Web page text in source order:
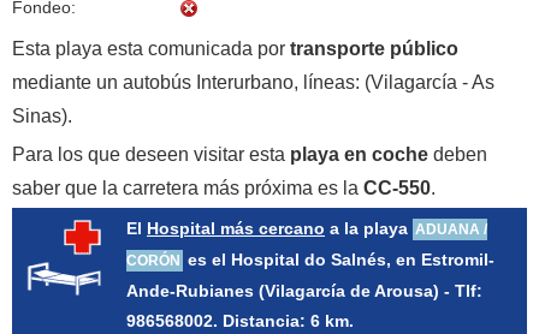
Fondeo:
Esta playa esta comunicada por transporte público
mediante un autobús Interurbano, líneas: (Vilagarcía - As
Sinas).
Para los que deseen visitar esta playa en coche deben
saber que la carretera más próxima es la CC-550.
El Hospital más cercano a la playa ADUANA /
CORÓN es el Hospital do Salnés, en Estromil-
Ande-Rubianes (Vilagarcía de Arousa) - Tlf:
986568002. Distancia: 6 km.